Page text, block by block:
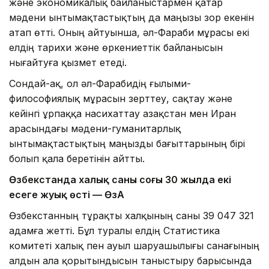
мәдени ынтымақтастықтың да маңызы зор екенін
атап өтті. Оның айтуынша, әл-Фараби мұрасы екі
елдің тарихи және өркениеттік байланысын
нығайтуға қызмет етеді.
Сондай-ақ, ол әл-Фарабидің ғылыми-
философиялық мұрасын зерттеу, сақтау және
кейінгі ұрпаққа насихаттау Қазақстан мен Иран
арасындағы мәдени-гуманитарлық
ынтымақтастықтың маңызды бағыттарының бірі
болып қала беретінін айтты.
Өзбекстанда халық саны соңғы 30 жылда екі
есеге жуық өсті — ӨзА
Өзбекстанның тұрақты халқының саны 39 047 321
адамға жетті. Бұл туралы елдің Статистика
комитеті халық пен ауыл шаруашылығы санағының
алдын ала қорытындысын таныстыру барысында